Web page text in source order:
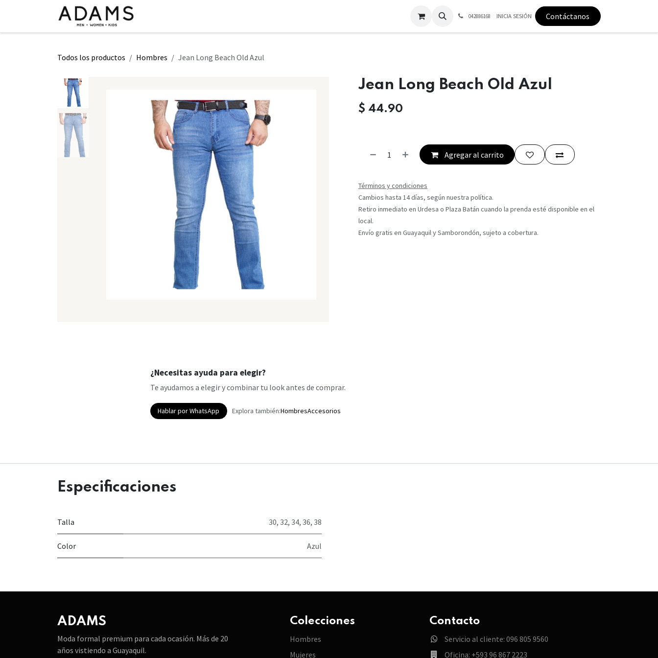
042886168 INICIA SESIÓN Contáctanos
Todos los productos Hombres Jean Long Beach Old Azul
Jean Long Beach Old Azul
$ 44.90
Agregar al carrito
Términos y condiciones
Cambios hasta 14 días, según nuestra política.
Retiro inmediato en Urdesa o Plaza Batán cuando la prenda esté disponible en el
local.
Envío gratis en Guayaquil y Samborondón, sujeto a cobertura.
¿Necesitas ayuda para elegir?
Te ayudamos a elegir y combinar tu look antes de comprar.
Hablar por WhatsApp Explora también:HombresAccesorios
Especificaciones
Talla 30, 32, 34, 36, 38
Color Azul
ADAMS
Moda formal premium para cada ocasión. Más de 20
años vistiendo a Guayaquil.
Colecciones
Hombres
Mujeres
Contacto
Servicio al cliente: 096 805 9560
Oficina: +593 96 867 2223